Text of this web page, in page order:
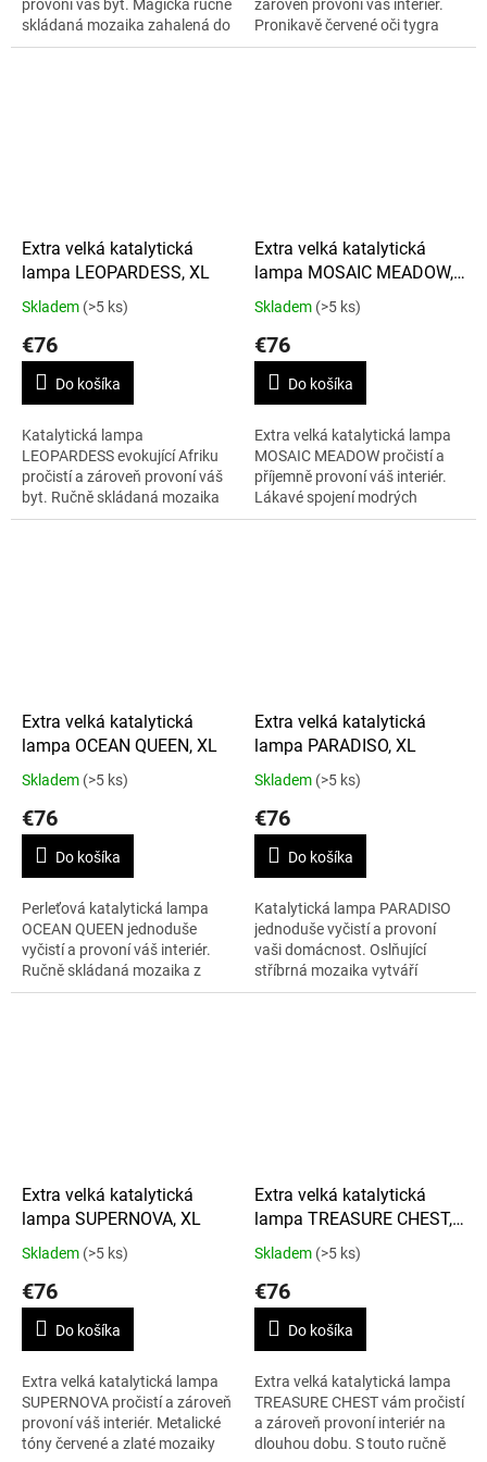
provoní váš byt. Magická ručně
skládaná mozaika zahalená do
směsi jemných pastelových
zároveň provoní váš interiér.
Pronikavě červené oči tygra
vás pronásledují skrze černé,
Extra velká katalytická
lampa LEOPARDESS, XL
Skladem (>5 ks)
€76
Do košíka
Katalytická lampa
LEOPARDESS evokující Afriku
pročistí a zároveň provoní váš
byt. Ručně skládaná mozaika
je inspirována vzorem leopardí
Extra velká katalytická
lampa MOSAIC MEADOW,
XL
Skladem (>5 ks)
€76
Do košíka
Extra velká katalytická lampa
MOSAIC MEADOW pročistí a
příjemně provoní váš interiér.
Lákavé spojení modrých
odstínů této ručně skládané
Extra velká katalytická
lampa OCEAN QUEEN, XL
Skladem (>5 ks)
€76
Do košíka
Perleťová katalytická lampa
OCEAN QUEEN jednoduše
vyčistí a provoní váš interiér.
Ručně skládaná mozaika z
lesklých kousků perleti
Extra velká katalytická
lampa PARADISO, XL
Skladem (>5 ks)
€76
Do košíka
Katalytická lampa PARADISO
jednoduše vyčistí a provoní
vaši domácnost. Oslňující
stříbrná mozaika vytváří
ohromující efekt rozbitého
Extra velká katalytická
lampa SUPERNOVA, XL
Skladem (>5 ks)
€76
Do košíka
Extra velká katalytická lampa
SUPERNOVA pročistí a zároveň
provoní váš interiér. Metalické
tóny červené a zlaté mozaiky
Extra velká katalytická
lampa TREASURE CHEST,
XL
Skladem (>5 ks)
€76
Do košíka
Extra velká katalytická lampa
TREASURE CHEST vám pročistí
a zároveň provoní interiér na
dlouhou dobu. S touto ručně